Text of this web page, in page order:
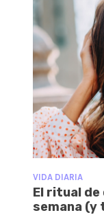
VIDA DIARIA
El ritual de
semana (y